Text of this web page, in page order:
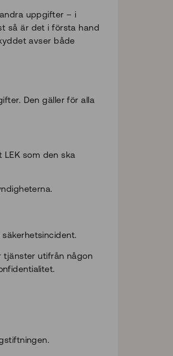
uppgifter – i
så är det i första hand
avser både
Den gäller för alla
som den ska
tjänster utifrån någon